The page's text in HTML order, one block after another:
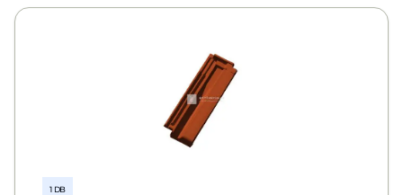
1 DB